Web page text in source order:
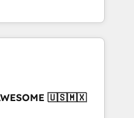
(𝘸𝘦'𝘳𝘦 𝘴𝘶𝘱𝘦𝘳
business
you've got and make
build your website in
are on the
accredited by
which means we
🇺🇸🇲🇽